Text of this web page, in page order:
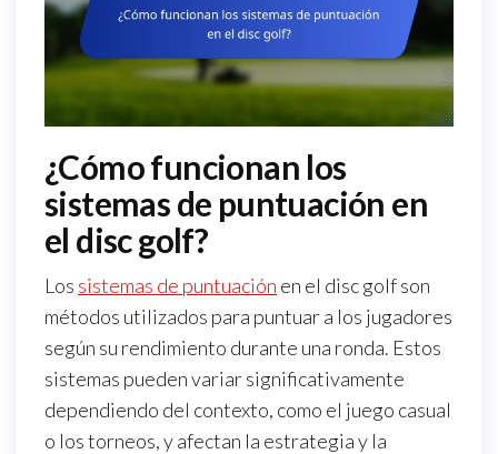
¿Cómo funcionan los
sistemas de puntuación en
el disc golf?
Los sistemas de puntuación en el disc golf son
métodos utilizados para puntuar a los jugadores
según su rendimiento durante una ronda. Estos
sistemas pueden variar significativamente
dependiendo del contexto, como el juego casual
o los torneos, y afectan la estrategia y la